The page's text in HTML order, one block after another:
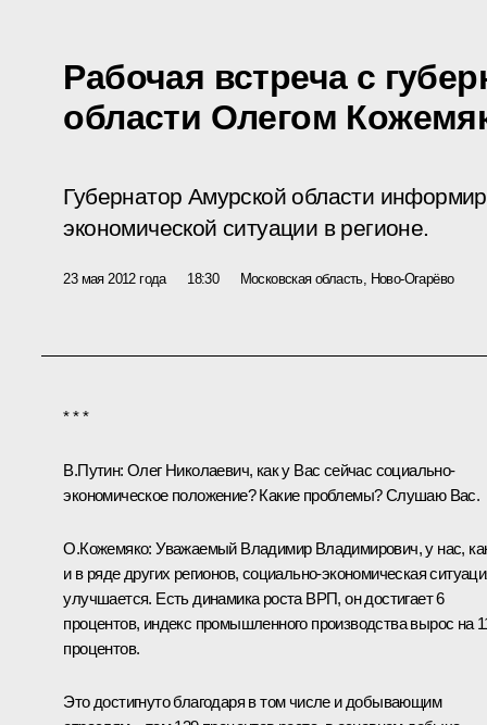
Рабочая встреча с
области Олегом
Губернатор Амурской области
экономической ситуации в регионе.
23 мая 2012 года 18:30 Московская область, Ново-Огарёво
* * *
В.Путин: Олег Николаевич, как у Вас сейчас социально-
экономическое положение? Какие проблемы? Слушаю Вас.
О.Кожемяко:Уважаемый Владимир Владимирович, у нас,
и в ряде других регионов, социально-экономическая
улучшается. Есть динамика роста ВРП, он достигает 6
процентов, индекс промышленного производства вырос на
процентов.
Это достигнуто благодаря в том числе и добывающим